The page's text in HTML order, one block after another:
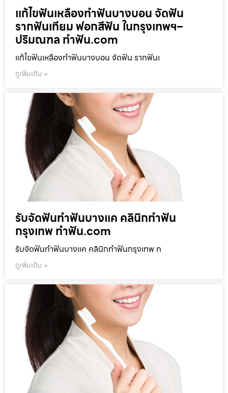
แก้ไขฟันเหลืองทำฟันบางบอน จัดฟัน
รากฟันเทียม ฟอกสีฟัน ในกรุงเทพฯ–
ปริมณฑล ทำฟัน.com
แก้ไขฟันเหลืองทำฟันบางบอน จัดฟัน รากฟันเ
ดูเพิ่มเติม »
รับจัดฟันทำฟันบางแค คลินิกทำฟัน
กรุงเทพ ทำฟัน.com
รับจัดฟันทำฟันบางแค คลินิกทำฟันกรุงเทพ ท
ดูเพิ่มเติม »